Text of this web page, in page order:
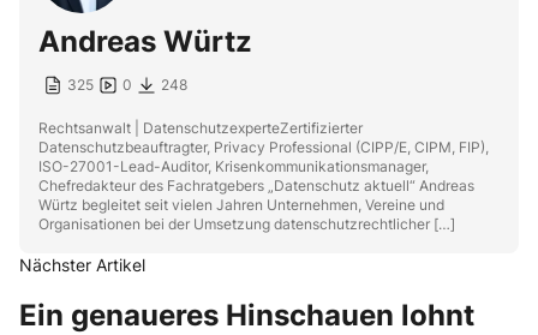
Andreas Würtz
325 0 248
Rechtsanwalt | DatenschutzexperteZertifizierter
Datenschutzbeauftragter, Privacy Professional (CIPP/E, CIPM, FIP),
ISO-27001-Lead-Auditor, Krisenkommunikationsmanager,
Chefredakteur des Fachratgebers „Datenschutz aktuell“ Andreas
Würtz begleitet seit vielen Jahren Unternehmen, Vereine und
Organisationen bei der Umsetzung datenschutzrechtlicher […]
Nächster Artikel
Ein genaueres Hinschauen lohnt